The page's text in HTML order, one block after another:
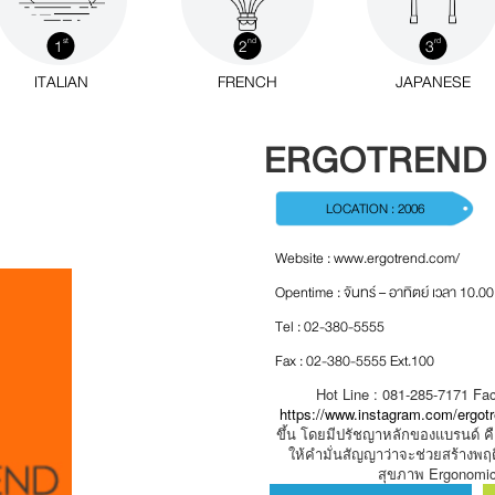
1 st
ITALIAN
2nd
FRENCH
3rd
JAPANESE
ERGOTREND
LOCATION : 2006
Website :www.ergotrend.com/
Opentime : จันทร์ – อาทิตย์ เวลา
Tel : 02-380-5555
Fax : 02-380-5555 Ext.100
Hot Line : 081-285-7171
https://www.instagram.com/
ขึ้น โดยมีปรัชญาหลักของแบรนด์ คื
ให้คำมั่นสัญญาว่าจะช่วยสร้างพฤ
สุขภาพ